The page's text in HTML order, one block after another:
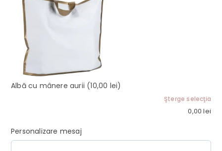
Albă cu mânere aurii (10,00 lei)
Şterge selecţia
0,00lei
Personalizare mesaj